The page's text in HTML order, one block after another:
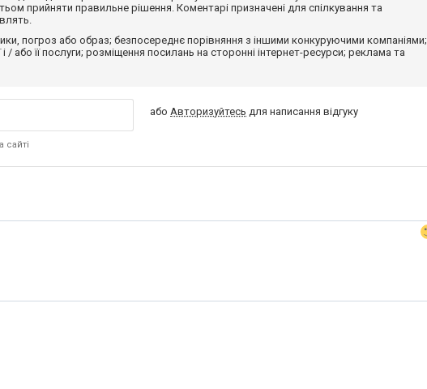
прийняти правильне рішення. Коментарі призначені для спілкування та
погроз або образ; безпосереднє порівняння з іншими конкуруючими компаніями;
/ або її послуги; розміщення посилань на сторонні інтернет-ресурси; реклама та
сайті
абоАвторизуйтесь для написання відгуку